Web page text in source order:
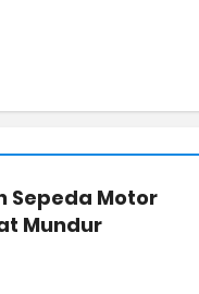
Sepeda Motor
Mundur